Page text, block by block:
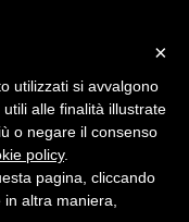
×
utilizzati si avvalgono
alle finalità illustrate
o negare il consenso
policy.
pagina, cliccando
altra maniera,